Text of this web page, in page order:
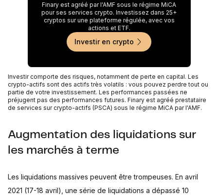
Finary est agréé par l'AMF sous le régime MiCA
pour ses services crypto. Investissez dans 25+
cryptos sur une plateforme régulée, avec vos
actions et ETF.
Investir en crypto
Investir comporte des risques, notamment de perte en capital. Les
crypto-actifs sont des actifs très volatils : vous pouvez perdre tout ou
partie de votre investissement. Les performances passées ne
préjugent pas des performances futures. Finary est agréé prestataire
de services sur crypto-actifs (PSCA) sous le régime MiCA par l'AMF.
Augmentation des liquidations sur
les marchés à terme
Les liquidations massives peuvent être trompeuses. En avril
2021 (17-18 avril), une série de liquidations a dépassé 10